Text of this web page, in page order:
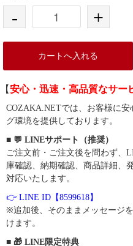
- +
カートへ入れる
【安心・迅速・高品質なサー
COZAKA.NETでは、お客様に
グ環境を提供しております。
■ 💬 LINEサポート（推奨）
ご注文前・ご注文後を問わず、
庫確認、納期確認、商品詳細、
対応いたします。
👉 LINE ID【8599618】
※追加後、そのままメッセージ
けます。
■ 🎁 LINE限定特典